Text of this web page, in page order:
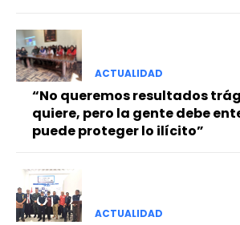
ACTUALIDAD
“No queremos resultados
quiere, pero la gente debe
puede proteger lo ilícito”
ACTUALIDAD